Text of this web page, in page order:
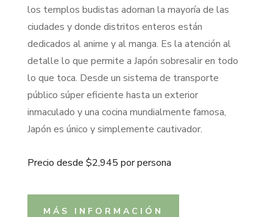
los templos budistas adornan la mayoría de las
ciudades y donde distritos enteros están
dedicados al anime y al manga. Es la atención al
detalle lo que permite a Japón sobresalir en todo
lo que toca. Desde un sistema de transporte
público súper eficiente hasta un exterior
inmaculado y una cocina mundialmente famosa,
Japón es único y simplemente cautivador.
Precio desde $2,945 por persona
MÁS INFORMACIÓN